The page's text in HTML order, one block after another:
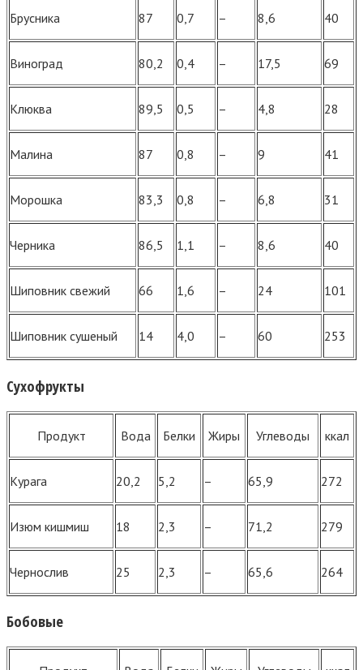
Брусника 87 0,7 – 8,6 40
Виноград 80,2 0,4 – 17,5 69
Клюква 89,5 0,5 – 4,8 28
Малина 87 0,8 – 9 41
Морошка 83,3 0,8 – 6,8 31
Черника 86,5 1,1 – 8,6 40
Шиповник свежий 66 1,6 – 24 101
Шиповник сушеный 14 4,0 – 60 253
Сухофрукты
Продукт Вода Белки Жиры Углеводы ккал
Курага 20,2 5,2 – 65,9 272
Изюм кишмиш 18 2,3 – 71,2 279
Чернослив 25 2,3 – 65,6 264
Бобовые